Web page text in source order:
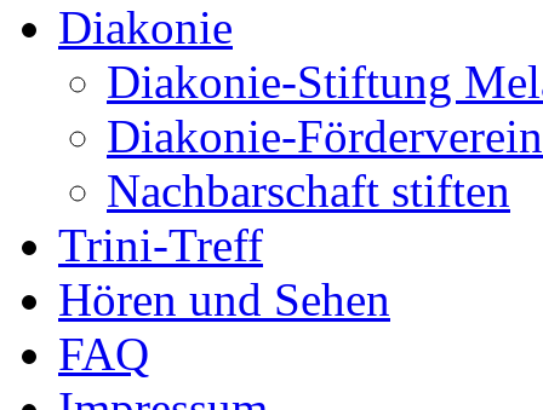
Diakonie
Diakonie-Stiftung
Diakonie-
Nachbarschaft stiften
Trini-Treff
Hören und Sehen
FAQ